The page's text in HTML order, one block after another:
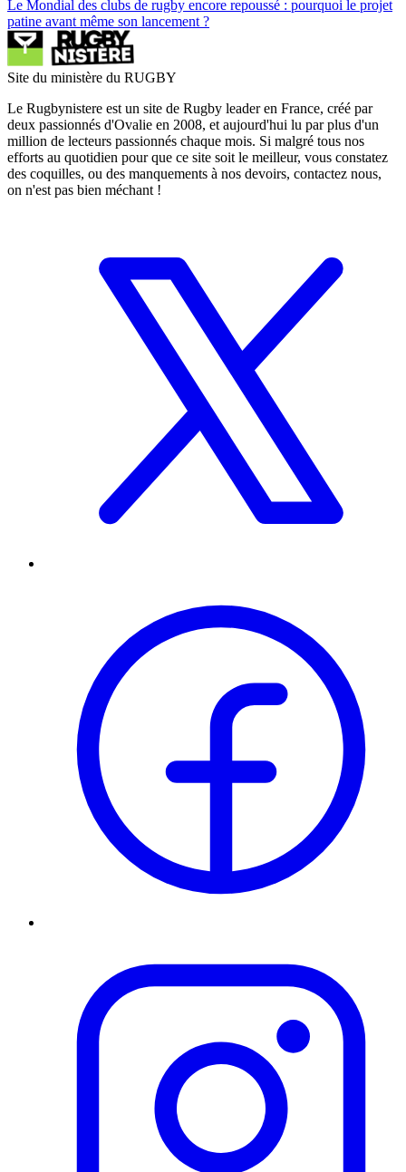
Le Mondial des clubs de rugby encore repoussé : pourquoi le projet
patine avant même son lancement ?
Site du ministère du RUGBY
Le Rugbynistere est un site de Rugby leader en France, créé par
deux passionnés d'Ovalie en 2008, et aujourd'hui lu par plus d'un
million de lecteurs passionnés chaque mois. Si malgré tous nos
efforts au quotidien pour que ce site soit le meilleur, vous constatez
des coquilles, ou des manquements à nos devoirs, contactez nous,
on n'est pas bien méchant !